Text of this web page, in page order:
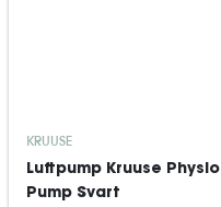
KRUUSE
Luftpump Kruuse Physio
Pump Svart